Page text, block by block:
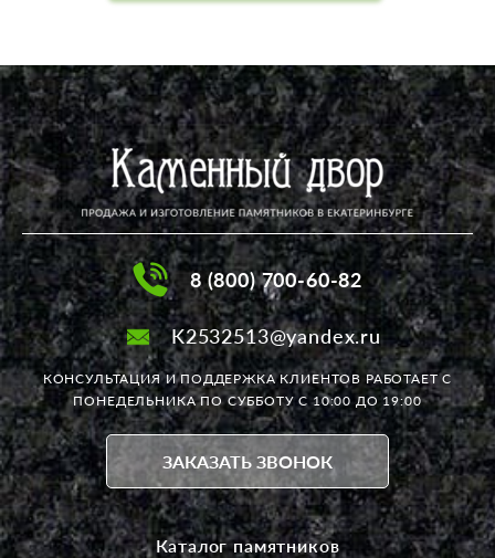
8 (800) 700-60-82
K2532513@yandex.ru
КОНСУЛЬТАЦИЯ И ПОДДЕРЖКА КЛИЕНТОВ РАБОТАЕТС
ПОНЕДЕЛЬНИКА ПО СУББОТУ С 10:00 ДО 19:00
ЗАКАЗАТЬ ЗВОНОК
Каталог памятников